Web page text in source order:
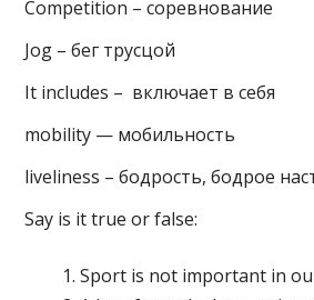
Competition – соревнование
Jog – бег трусцой
It includes – включает в себя
mobility — мобильность
liveliness – бодрость, бодрое
Say is it true or false:
Sport is not important in